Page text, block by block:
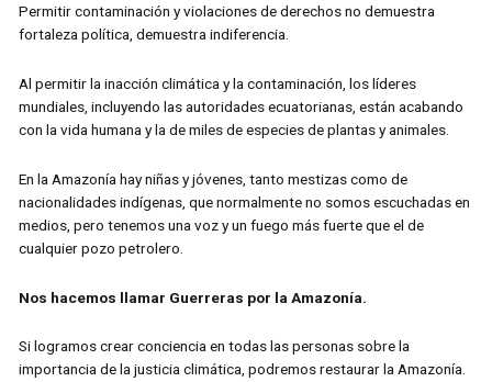
Permitir contaminación y violaciones de derechos no demuestra
fortaleza política, demuestra indiferencia.
Al permitir la inacción climática y la contaminación, los líderes
mundiales, incluyendo las autoridades ecuatorianas, están acabando
con la vida humana y la de miles de especies de plantas y animales.
En la Amazonía hay niñas y jóvenes, tanto mestizas como de
nacionalidades indígenas, que normalmente no somos escuchadas en
medios, pero tenemos una voz y un fuego más fuerte que el de
cualquier pozo petrolero.
Nos hacemos llamar Guerreras por la Amazonía.
Si logramos crear conciencia en todas las personas sobre la
importancia de la justicia climática, podremos restaurar la Amazonía.